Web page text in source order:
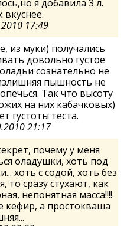
я добавила 3 л.
вкуснее.
17:49
из муки) получались
довольно густое
сознательно не
пышность не
Так что высоту
на них кабачковых)
густоты теста.
21:17
почему у меня
оладушки, хоть под
хоть с содой, хоть без
то сразу стухают, как
непонятная масса!!!!
кефир, а простокваша